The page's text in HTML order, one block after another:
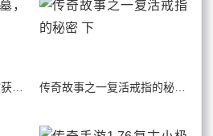
传奇故事之一复活戒指的秘密 下